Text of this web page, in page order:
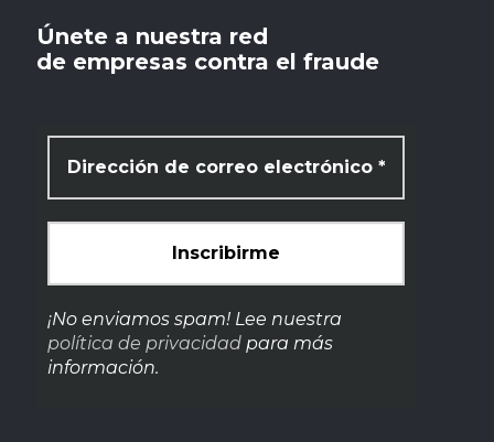
Únete a nuestra red
de empresas contra el fraude
¡No enviamos spam! Lee nuestra
política de privacidad para más
información.